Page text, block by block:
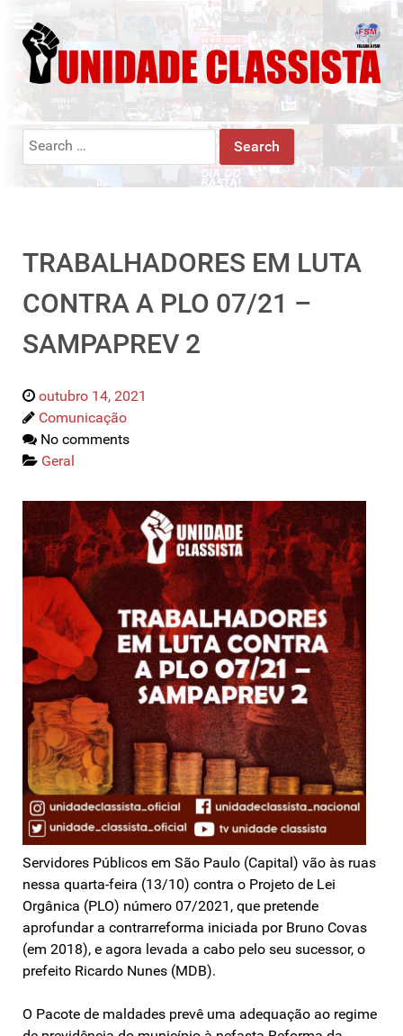
Search
TRABALHADORES EM LUTA
CONTRA A PLO 07/21 –
SAMPAPREV 2
outubro 14, 2021
Comunicação
No comments
Geral
Servidores Públicos em São Paulo (Capital) vão às ruas
nessa quarta-feira (13/10) contra o Projeto de Lei
Orgânica (PLO) número 07/2021, que pretende
aprofundar a contrarreforma iniciada por Bruno Covas
(em 2018), e agora levada a cabo pelo seu sucessor, o
prefeito Ricardo Nunes (MDB).
O Pacote de maldades prevê uma adequação ao regime